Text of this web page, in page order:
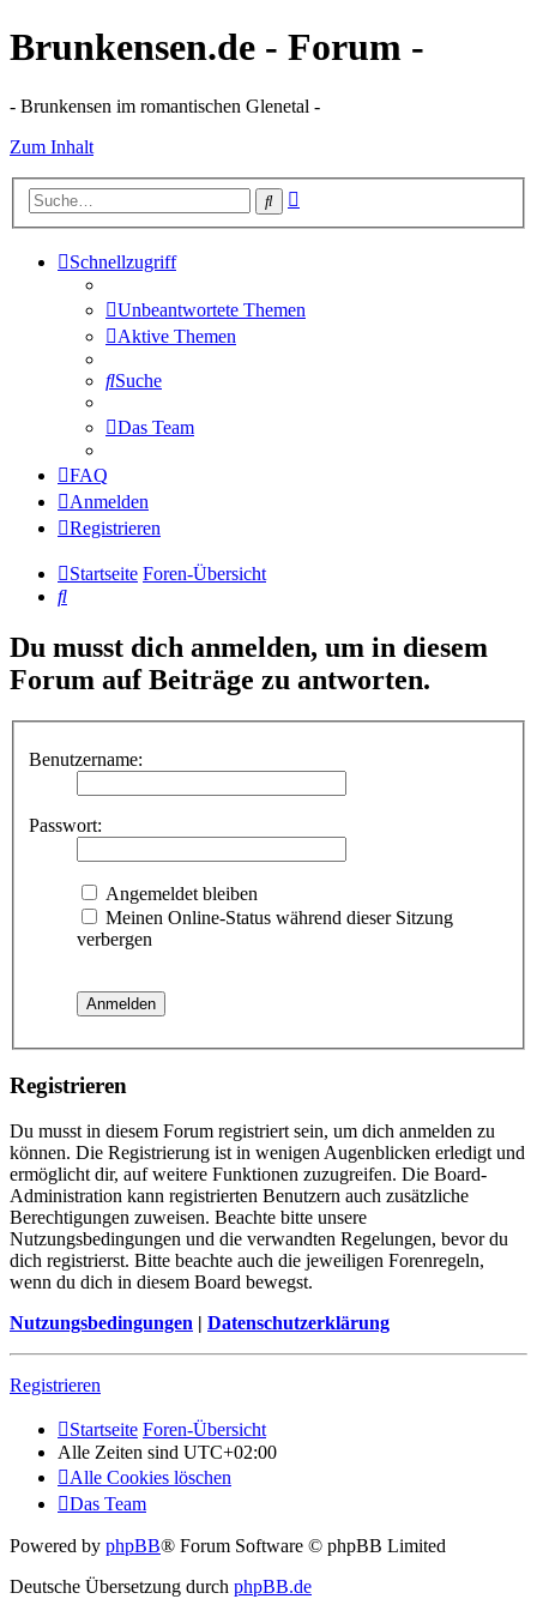
Brunkensen.de - Forum -
- Brunkensen im romantischen Glenetal -
Zum Inhalt
Suche
Schnellzugriff
Unbeantwortete Themen
Aktive Themen
Suche
Das Team
FAQ
Anmelden
Registrieren
Startseite Foren-Übersicht
Suche
Du musst dich anmelden, um in diesem
Forum auf Beiträge zu antworten.
Benutzername:
Passwort:
Angemeldet bleiben
Meinen Online-Status während dieser Sitzung
verbergen
Registrieren
Du musst in diesem Forum registriert sein, um dich anmelden zu
können. Die Registrierung ist in wenigen Augenblicken erledigt und
ermöglicht dir, auf weitere Funktionen zuzugreifen. Die Board-
Administration kann registrierten Benutzern auch zusätzliche
Berechtigungen zuweisen. Beachte bitte unsere
Nutzungsbedingungen und die verwandten Regelungen, bevor du
dich registrierst. Bitte beachte auch die jeweiligen Forenregeln,
wenn du dich in diesem Board bewegst.
Nutzungsbedingungen | Datenschutzerklärung
Registrieren
Startseite Foren-Übersicht
Alle Zeiten sind UTC+02:00
Alle Cookies löschen
Das Team
Powered by phpBB® Forum Software © phpBB Limited
Deutsche Übersetzung durch phpBB.de